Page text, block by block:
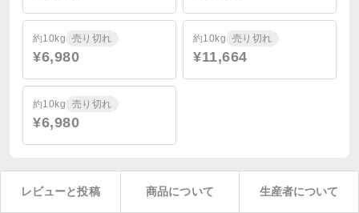
約10kg 売り切れ
¥6,980
約10kg 売り切れ
¥11,664
約10kg 売り切れ
¥6,980
レビューと投稿 商品について 生産者について